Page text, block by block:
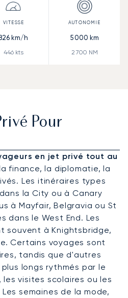
km/h
446kts
5 000 km
2 700 NM
Pour
en jet privé tout au
finance, la diplomatie, la
Les itinéraires types
la City ou à Canary
à Mayfair, Belgravia ou St
dans le West End. Les
souvent à Knightsbridge,
Certains voyages sont
tandis que d'autres
longs rythmés par le
visites scolaires ou les
semaines de la mode,